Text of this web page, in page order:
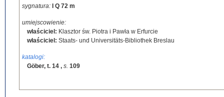
sygnatura: I Q 72 m
umiejscowienie:
właściciel: Klasztor św. Piotra i Pawła w Erfurcie
właściciel: Staats- und Universitäts-Bibliothek Breslau
katalogi:
Göber, t. 14 , s. 109